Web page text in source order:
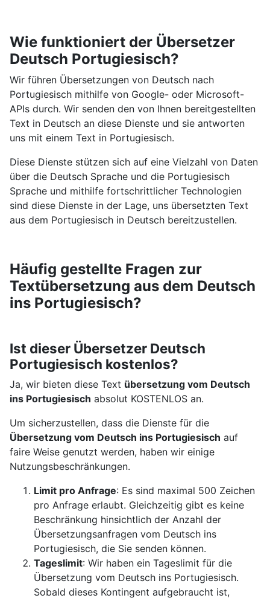
Wie funktioniert der Übersetzer
Deutsch Portugiesisch?
Wir führen Übersetzungen von Deutsch nach
Portugiesisch mithilfe von Google- oder Microsoft-
APIs durch. Wir senden den von Ihnen bereitgestellten
Text in Deutsch an diese Dienste und sie antworten
uns mit einem Text in Portugiesisch.
Diese Dienste stützen sich auf eine Vielzahl von Daten
über die Deutsch Sprache und die Portugiesisch
Sprache und mithilfe fortschrittlicher Technologien
sind diese Dienste in der Lage, uns übersetzten Text
aus dem Portugiesisch in Deutsch bereitzustellen.
Häufig gestellte Fragen zur
Textübersetzung aus dem Deutsch
ins Portugiesisch?
Ist dieser Übersetzer Deutsch
Portugiesisch kostenlos?
Ja, wir bieten diese Text übersetzung vom Deutsch
ins Portugiesisch absolut KOSTENLOS an.
Um sicherzustellen, dass die Dienste für die
Übersetzung vom Deutsch ins Portugiesisch auf
faire Weise genutzt werden, haben wir einige
Nutzungsbeschränkungen.
Limit pro Anfrage: Es sind maximal 500 Zeichen
pro Anfrage erlaubt. Gleichzeitig gibt es keine
Beschränkung hinsichtlich der Anzahl der
Übersetzungsanfragen vom Deutsch ins
Portugiesisch, die Sie senden können.
Tageslimit: Wir haben ein Tageslimit für die
Übersetzung vom Deutsch ins Portugiesisch.
Sobald dieses Kontingent aufgebraucht ist,